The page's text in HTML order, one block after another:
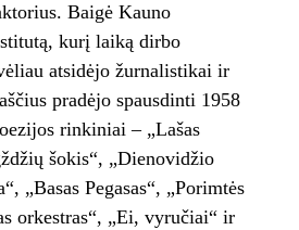
Baigė Kauno
kurį laiką dirbo
atsidėjo žurnalistikai ir
pradėjo spausdinti 1958
rinkiniai – „Lašas
šokis“, „Dienovidžio
„Basas Pegasas“, „Porimtės
orkestras“, „Ei, vyručiai“ ir